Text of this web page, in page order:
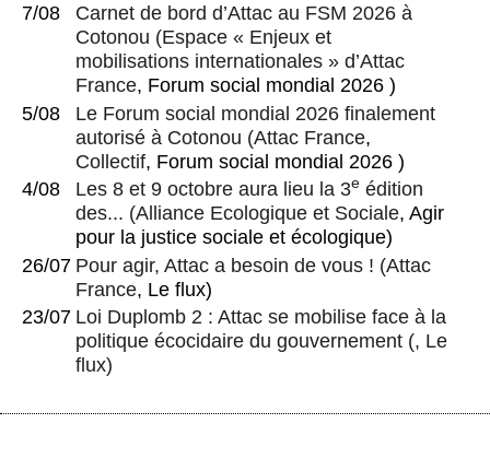
7/08
Carnet de bord d’Attac au FSM 2026 à
Cotonou (Espace « Enjeux et
mobilisations internationales » d’Attac
France, Forum social mondial 2026 )
5/08
Le Forum social mondial 2026 finalement
autorisé à Cotonou (Attac France,
Collectif, Forum social mondial 2026 )
4/08
Les 8 et 9 octobre aura lieu la 3e édition
des... (Alliance Ecologique et Sociale, Agir
pour la justice sociale et écologique)
26/07 Pour agir, Attac a besoin de vous ! (Attac
France, Le flux)
23/07 Loi Duplomb 2 : Attac se mobilise face à la
politique écocidaire du gouvernement (, Le
flux)